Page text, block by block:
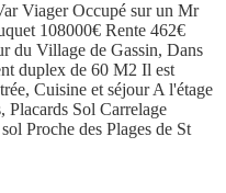
Viager Occupé sur un Mr
108000€ Rente 462€
du Village de Gassin, Dans
duplex de 60 M2 Il est
Cuisine et séjour A l'étage
Placards Sol Carrelage
Proche des Plages de St